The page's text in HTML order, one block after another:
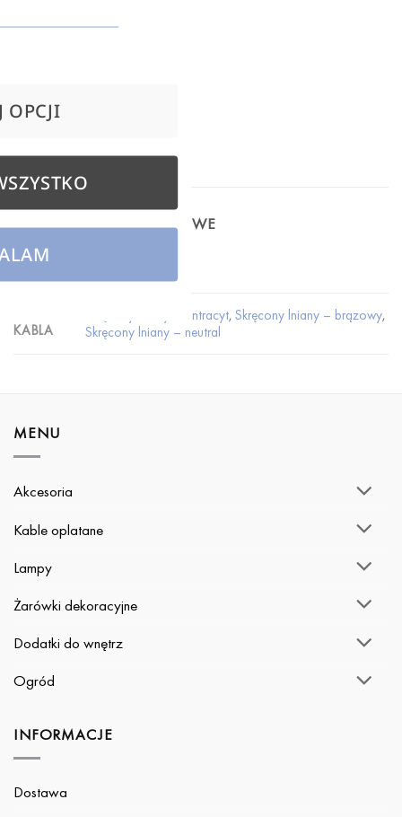
INFORMACJE DODATKOWE
WAGA Brak danych
KABLA
Skręcony lniany – antracyt, Skręcony lniany – brązowy,
Skręcony lniany – neutral
MENU
Akcesoria
Kable oplatane
Lampy
Żarówki dekoracyjne
Dodatki do wnętrz
Ogród
INFORMACJE
Dostawa
OPCJI